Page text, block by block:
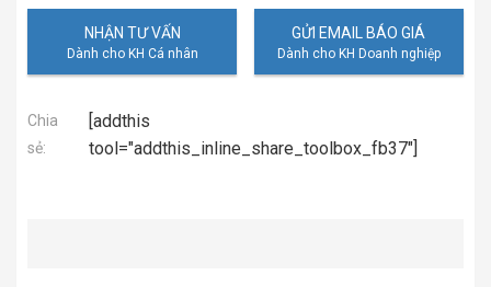
NHẬN TƯ VẤN GỬI EMAIL BÁO GIÁ
Chia
sẻ:
[addthis
tool="addthis_inline_share_toolbox_fb37"]